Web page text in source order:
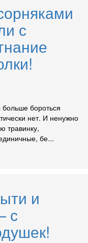
с
бороться
нет. И ненужно
травинку,
бе...
и
с